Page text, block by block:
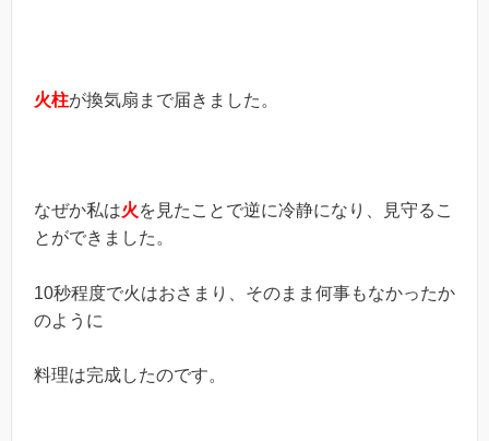
火柱が換気扇まで届きました。
なぜか私は火を見たことで逆に冷静になり、見守るこ
とができました。
10秒程度で火はおさまり、そのまま何事もなかったか
のように
料理は完成したのです。